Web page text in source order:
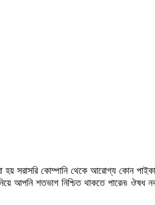
কোম্পানি থেকে আরোগ্য কোন
আপনি শতভাগ নিশ্চিত থাকতে পারেন৷